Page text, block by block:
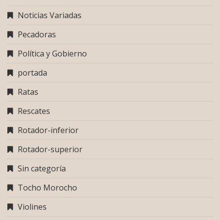
Noticias Variadas
Pecadoras
Política y Gobierno
portada
Ratas
Rescates
Rotador-inferior
Rotador-superior
Sin categoría
Tocho Morocho
Violines